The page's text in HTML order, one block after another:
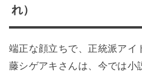
れ）
端正な顔立ちで、正統派アイ
藤シゲアキさんは、今では小